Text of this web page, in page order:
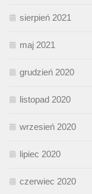
sierpień 2021
maj 2021
grudzień 2020
listopad 2020
wrzesień 2020
lipiec 2020
czerwiec 2020